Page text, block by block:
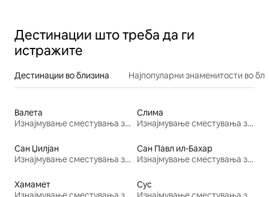
Дестинации што треба да ги
истражите
Дестинации во близина Најпопуларни знаменитости во
Валета
Изнајмување сместувања за одмор
Слима
Изнајмување сместувања за одмор
Сан Џилјан
Изнајмување сместувања за одмор
Сан Павл ил-Бахар
Изнајмување сместувања за одмор
Хамамет
Сус